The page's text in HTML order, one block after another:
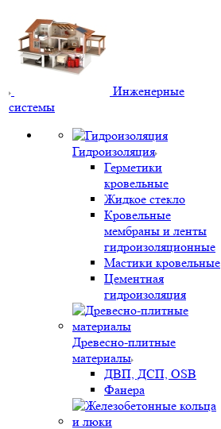
Инженерные
системы
Гидроизоляция
Герметики
кровельные
Жидкое стекло
Кровельные
мембраны и ленты
гидроизоляционные
Мастики кровельные
Цементная
гидроизоляция
Древесно-плитные
материалы
ДВП, ДСП, OSB
Фанера